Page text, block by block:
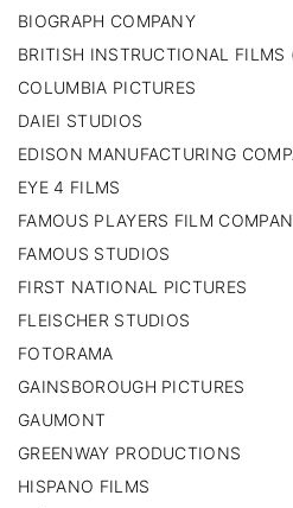
BIOGRAPH COMPANY
BRITISH INSTRUCTIONAL FILMS
COLUMBIA PICTURES
DAIEI STUDIOS
EDISON MANUFACTURING
EYE 4 FILMS
FAMOUS PLAYERS FILM
FAMOUS STUDIOS
FIRST NATIONAL PICTURES
FLEISCHER STUDIOS
FOTORAMA
GAINSBOROUGH PICTURES
GAUMONT
GREENWAY PRODUCTIONS
HISPANO FILMS